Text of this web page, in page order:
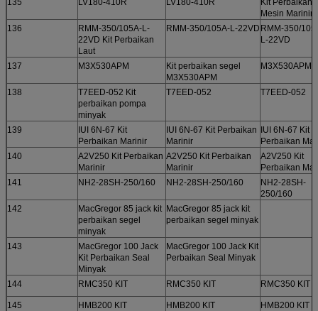
135 LV180-410R LV180-410R
Kit Perbaikan
Mesin Marinir
136
RMM-350/105A-L-
22VD Kit Perbaikan
Laut
RMM-350/105A-L-22VD RMM-350/
L-22VD
137 M3X530APM
Kit perbaikan segel
M3X530APM
M3X530APM
138
T7EED-052 Kit
perbaikan pompa
minyak
T7EED-052 T7EED-052
139
IUI 6N-67 Kit
Perbaikan Marinir
IUI 6N-67 Kit Perbaikan
Marinir
IUI 6N-67 Kit
Perbaikan
140
A2V250 Kit Perbaikan
Marinir
A2V250 Kit Perbaikan
Marinir
A2V250 Kit
Perbaikan
141
NH2-28SH-250/160 NH2-28SH-250/160
NH2-28SH-
250/160
142
MacGregor 85 jack kit
perbaikan segel
minyak
MacGregor 85 jack kit
perbaikan segel minyak
143
MacGregor 100 Jack
Kit Perbaikan Seal
Minyak
MacGregor 100 Jack Kit
Perbaikan Seal Minyak
144 RMC350 KIT RMC350 KIT RMC350 KIT
145 HMB200 KIT HMB200 KIT
HMB200 KIT